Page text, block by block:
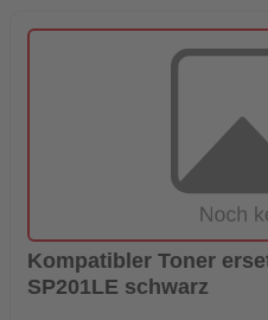
Kompatibler Toner
SP201LE schwarz